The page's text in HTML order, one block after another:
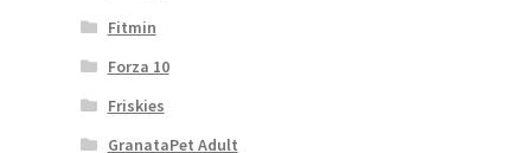
Fitmin
Forza 10
Friskies
GranataPet Adult